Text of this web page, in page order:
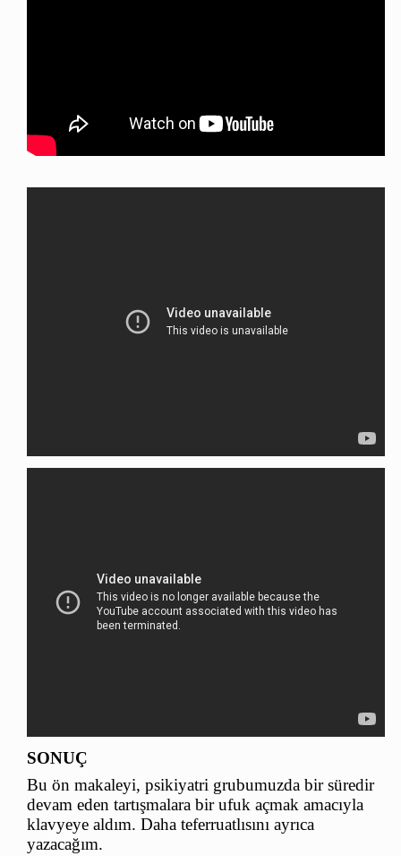
SONUÇ
Bu ön makaleyi, psikiyatri grubumuzda bir süredir
devam eden tartışmalara bir ufuk açmak amacıyla
klavyeye aldım. Daha teferruatlısını ayrıca
yazacağım.